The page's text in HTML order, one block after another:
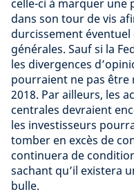
celle-ci à marquer une
dans son tour de vis
durcissement
générales. Sauf si la
les divergences
pourraient ne pas être
2018. Par ailleurs, les
centrales devraient
les investisseurs
tomber en excès de
continuera de
sachant qu’il existera
bulle.